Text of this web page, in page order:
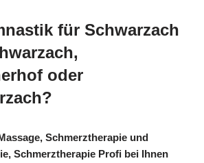
für Schwarzach
oder
Schmerztherapie und
Schmerztherapie Profi bei Ihnen